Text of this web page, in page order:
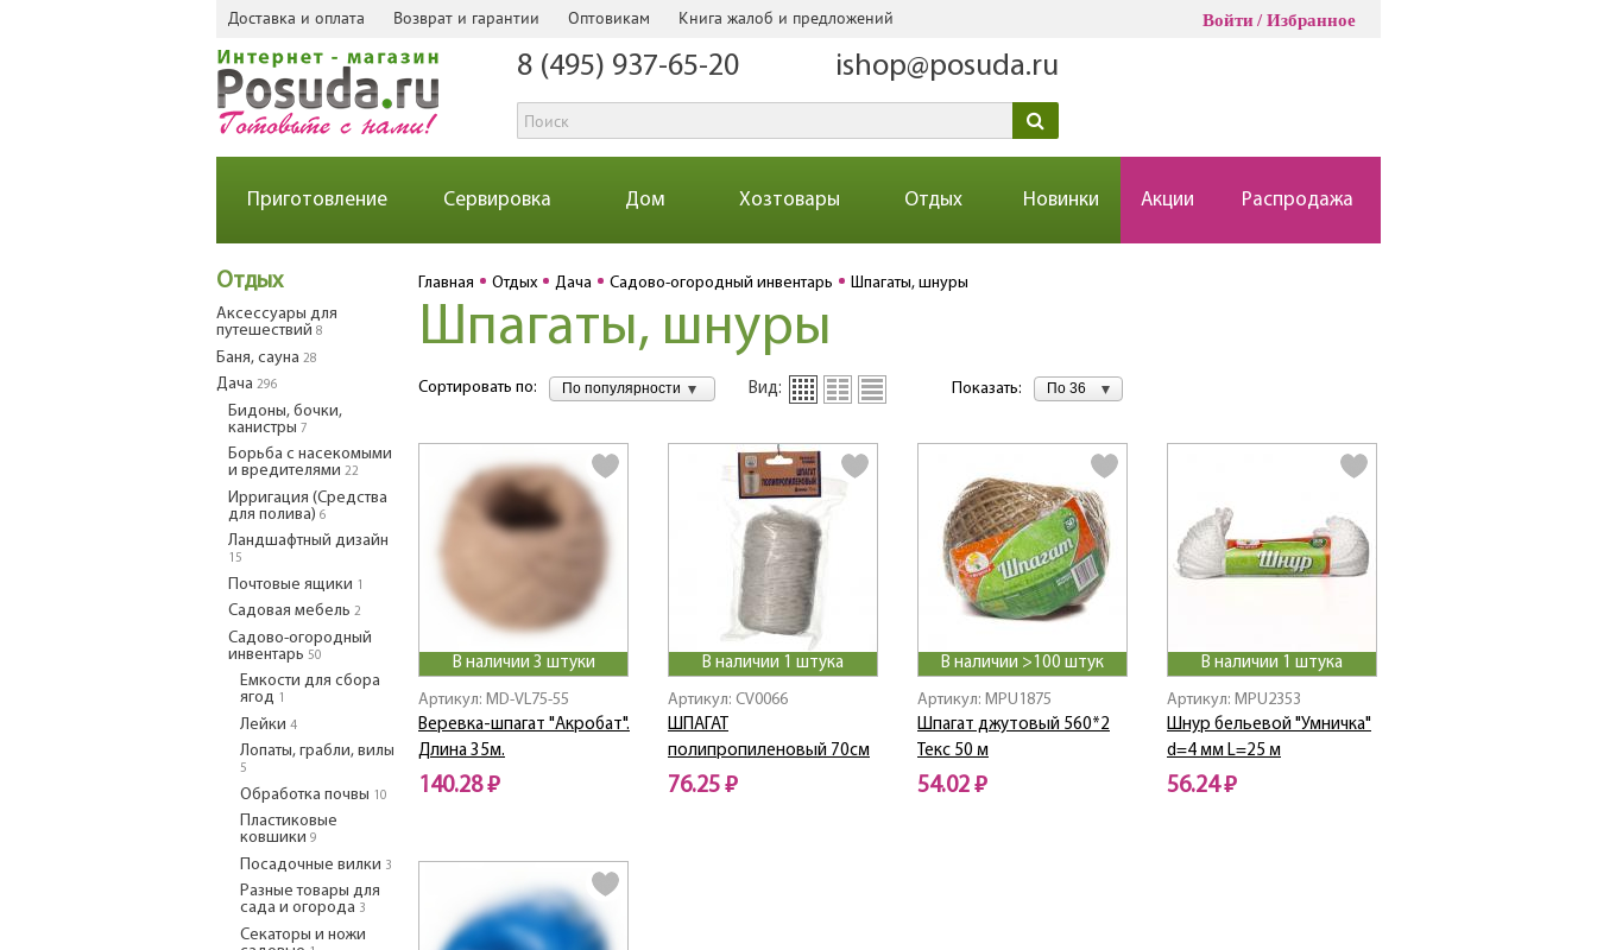
Доставка и оплата Возврат и гарантии Оптовикам Книга жалоб и предложений Войти Избранное
8 (495) 937-65-20 ishop@posuda.ru
Приготовление Сервировка Дом Хозтовары Отдых Новинки Акции Распродажа
Отдых
Аксессуары для
путешествий 8
Баня, сауна 28
Дача 296
Бидоны, бочки,
канистры 7
Борьба с насекомыми
и вредителями 22
Ирригация (Средства
для полива) 6
Ландшафтный дизайн
15
Почтовые ящики 1
Садовая мебель 2
Садово-огородный
инвентарь 50
Емкости для сбора
ягод 1
Лейки 4
Лопаты, грабли, вилы
5
Обработка почвы 10
Пластиковые
ковшики 9
Посадочные вилки 3
Разные товары для
сада и огорода 3
Секаторы и ножи
Главная Отдых Дача Садово-огородный инвентарь Шпагаты, шнуры
Шпагаты, шнуры
Сортировать по: По популярности Вид: Показать: По 36
В наличии 3 штуки
Артикул: MD-VL75-55
Веревка-шпагат "Акробат".
Длина 35м.
140.28 ₽
В наличии 1 штука
Артикул: CV0066
ШПАГАТ
полипропиленовый 70см
76.25 ₽
В наличии >100 штук
Артикул: MPU1875
Шпагат джутовый 560*2
Текс 50 м
54.02 ₽
В наличии 1 штука
Артикул: MPU2353
Шнур бельевой "Умничка"
d=4 мм L=25 м
56.24 ₽